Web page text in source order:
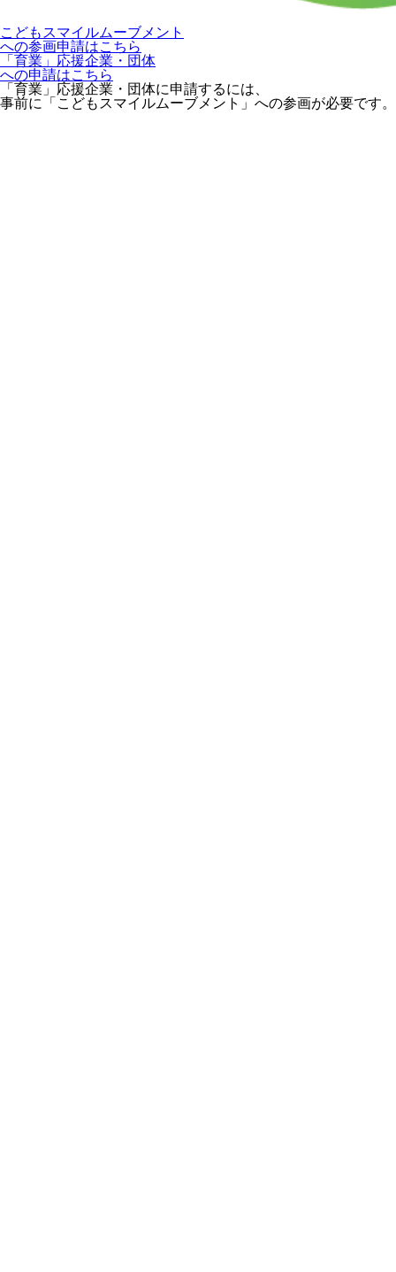
こどもスマイルムーブメント
への参画申請はこちら
「育業」応援企業・団体
への申請はこちら
「育業」応援企業・団体に申請するには、
事前に「こどもスマイルムーブメント」への参画が必要です。